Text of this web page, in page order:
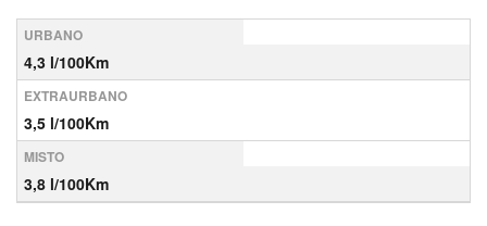
URBANO
4,3 l/100Km
EXTRAURBANO
3,5 l/100Km
MISTO
3,8 l/100Km